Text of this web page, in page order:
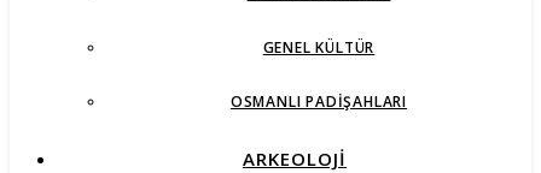
GENEL KÜLTÜR
OSMANLI PADIŞAHLARI
ARKEOLOJİ